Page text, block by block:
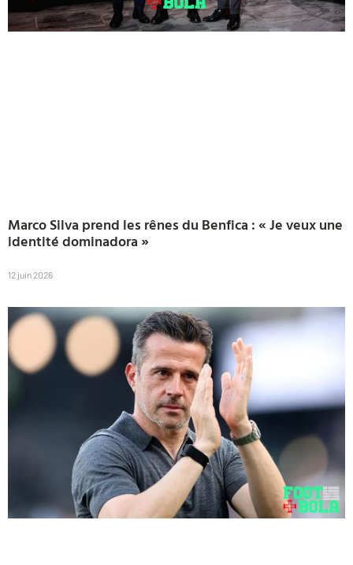
Marco Silva prend les rênes du Benfica : « Je veux une
identité dominadora »
12 juin 2026